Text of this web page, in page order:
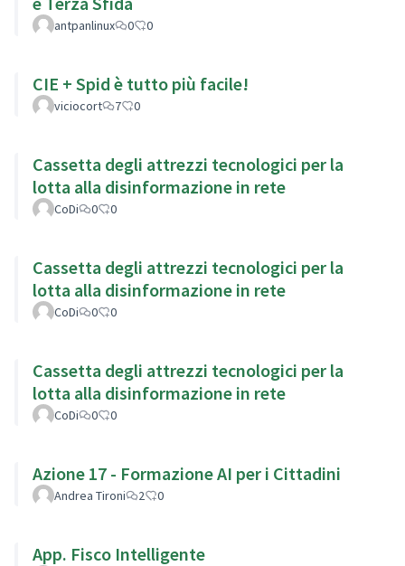
antpanlinux 0 0
CIE + Spid è tutto più facile!
viciocort 7 0
Cassetta degli attrezzi tecnologici per la
lotta alla disinformazione in rete
CoDi 0 0
Cassetta degli attrezzi tecnologici per la
lotta alla disinformazione in rete
CoDi 0 0
Cassetta degli attrezzi tecnologici per la
lotta alla disinformazione in rete
CoDi 0 0
Azione 17 - Formazione AI per i Cittadini
Andrea Tironi 2 0
App. Fisco Intelligente